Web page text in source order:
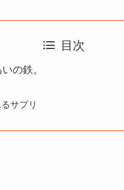
目次
の鉄。
サプリ